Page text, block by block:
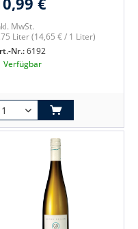
MwSt.
Liter(14,65 € / 1 Liter)
Nr.:6192
Verfügbar